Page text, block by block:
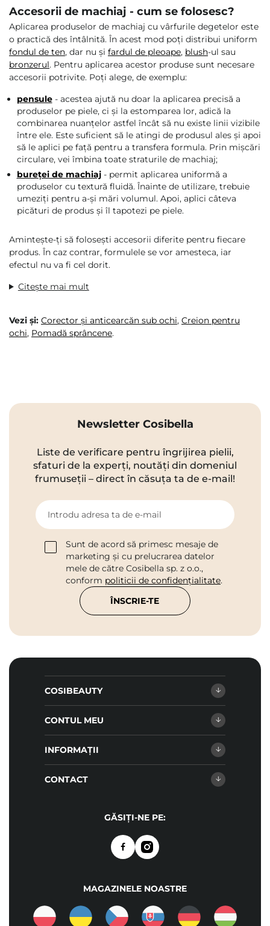
Accesorii de machiaj - cum se folosesc?
Aplicarea produselor de machiaj cu vârfurile degetelor este
o practică des întâlnită. În acest mod poți distribui uniform
fondul de ten, dar nu și fardul de pleoape, blush-ul sau
bronzerul. Pentru aplicarea acestor produse sunt necesare
accesorii potrivite. Poți alege, de exemplu:
pensule- acestea ajută nu doar la aplicarea precisă a
produselor pe piele, ci și la estomparea lor, adică la
combinarea nuanțelor astfel încât să nu existe linii vizibile
între ele. Este suficient să le atingi de produsul ales și apoi
să le aplici pe față pentru a transfera formula. Prin mișcări
circulare, vei îmbina toate straturile de machiaj;
bureței de machiaj- permit aplicarea uniformă a
produselor cu textură fluidă. Înainte de utilizare, trebuie
umeziți pentru a-și mări volumul. Apoi, aplici câteva
picături de produs și îl tapotezi pe piele.
Amintește-ți să folosești accesorii diferite pentru fiecare
produs. În caz contrar, formulele se vor amesteca, iar
efectul nu va fi cel dorit.
Citește mai mult
Vezi și: Corector și anticearcăn sub ochi, Creion pentru
ochi, Pomadă sprâncene.
Newsletter Cosibella
Liste de verificare pentru îngrijirea pielii,
sfaturi de la experți, noutăți din domeniul
frumuseții – direct în căsuța ta de e-mail!
Introdu adresa ta de e-mail
Sunt de acord să primesc mesaje de
marketing și cu prelucrarea datelor
mele de către Cosibella sp. z o.o.,
conform politicii de confidențialitate.
ÎNSCRIE-TE
COSIBEAUTY
CONTUL MEU
INFORMAȚII
CONTACT
GĂSIȚI-NE PE:
MAGAZINELE NOASTRE